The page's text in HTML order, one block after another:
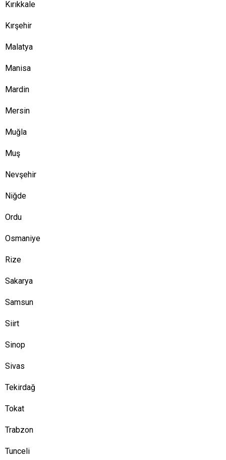
Kırıkkale
Kırşehir
Malatya
Manisa
Mardin
Mersin
Muğla
Muş
Nevşehir
Niğde
Ordu
Osmaniye
Rize
Sakarya
Samsun
Siirt
Sinop
Sivas
Tekirdağ
Tokat
Trabzon
Tunceli